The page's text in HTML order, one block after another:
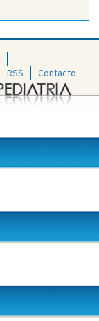
RSS Contacto